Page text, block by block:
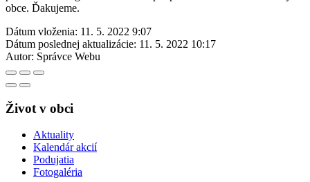
obce. Ďakujeme.
Dátum vloženia: 11. 5. 2022 9:07
Dátum poslednej aktualizácie: 11. 5. 2022 10:17
Autor: Správce Webu
Život v obci
Aktuality
Kalendár akcií
Podujatia
Fotogaléria